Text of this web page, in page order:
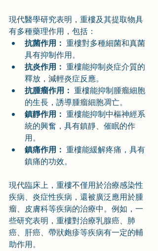
現代醫學研究表明，重樓及其提取物具
有多種藥理作用，包括：
抗菌作用： 重樓對多種細菌和真菌
具有抑制作用。
抗炎作用： 重樓能抑制炎症介質的
釋放，減輕炎症反應。
抗腫瘤作用： 重樓能抑制腫瘤細胞
的生長，誘導腫瘤細胞凋亡。
鎮靜作用： 重樓能抑制中樞神經系
統的興奮，具有鎮靜、催眠的作
用。
鎮痛作用： 重樓能緩解疼痛，具有
鎮痛的功效。
現代臨床上，重樓不僅用於治療感染性
疾病、炎症性疾病，還被廣泛應用於腫
瘤、皮膚科等疾病的治療中。例如，一
些研究表明，重樓對治療乳腺癌、肺
癌、肝癌、帶狀皰疹等疾病有一定的輔
助作用。